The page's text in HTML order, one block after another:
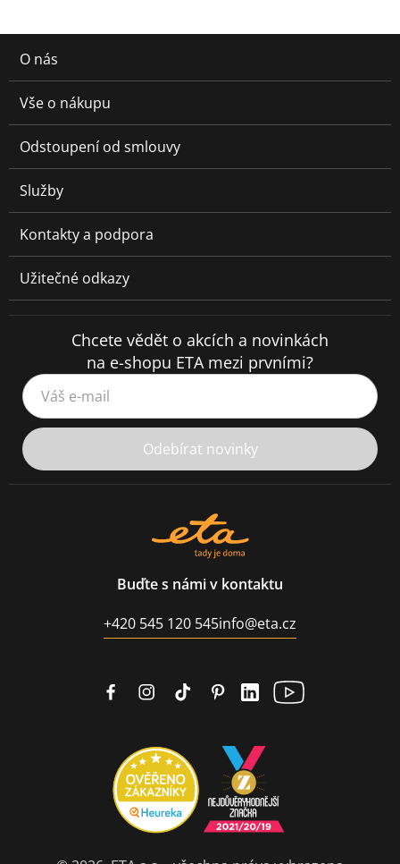
O nás
Vše o nákupu
Odstoupení od smlouvy
Služby
Kontakty a podpora
Užitečné odkazy
Chcete vědět o akcích a novinkách
na e-shopu ETA mezi prvními?
Váš e-mail
Odebírat novinky
Buďte s námi v kontaktu
+420 545 120 545info@eta.cz